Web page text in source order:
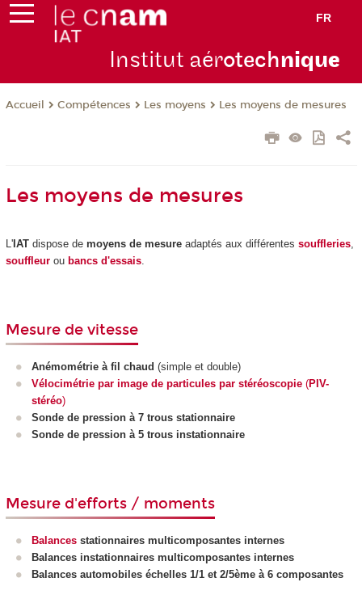
FR
Institut aérotechnique
Accueil Compétences Les moyens Les moyens de mesures
Les moyens de mesures
L'IATdispose de moyens de mesureadaptés aux différentes souffleries,
souffleurou bancs d'essais.
Mesure de vitesse
Anémométrie à fil chaud (simple et double)
Vélocimétrie par image de particules par stéréoscopie (PIV-
stéréo)
Sonde de pression à 7 trous stationnaire
Sonde de pression à 5 trous instationnaire
Mesure d'efforts / moments
Balances stationnaires multicomposantes internes
Balances instationnaires multicomposantes internes
Balances automobiles échelles 1/1 et 2/5ème à 6 composantes